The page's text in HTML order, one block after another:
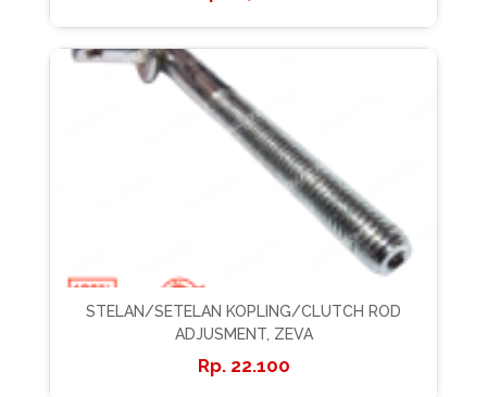
STELAN/SETELAN KOPLING/CLUTCH ROD
ADJUSMENT, ZEVA
22.100